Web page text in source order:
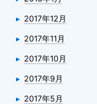
2017年12月
2017年11月
2017年10月
2017年9月
2017年5月